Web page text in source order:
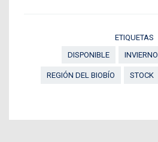
ETIQUETAS
DISPONIBLE
INVIERNO
REGIÓN DEL BIOBÍO STOCK